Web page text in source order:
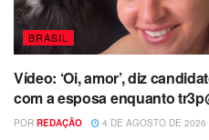
BRASIL
Vídeo: ‘Oi, amor’, diz
com a esposa enquanto
POR REDAÇÃO 4 DE AGOSTO DE 2026